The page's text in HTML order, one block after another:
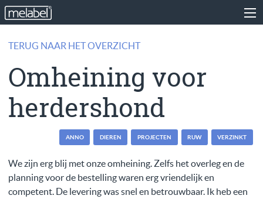
TERUG NAAR HET OVERZICHT
Omheining voor
herdershond
ANNO DIEREN PROJECTEN RUW VERZINKT
We zijn erg blij met onze omheining. Zelfs het overleg en de
planning voor de bestelling waren erg vriendelijk en
competent. De levering was snel en betrouwbaar. Ik heb een